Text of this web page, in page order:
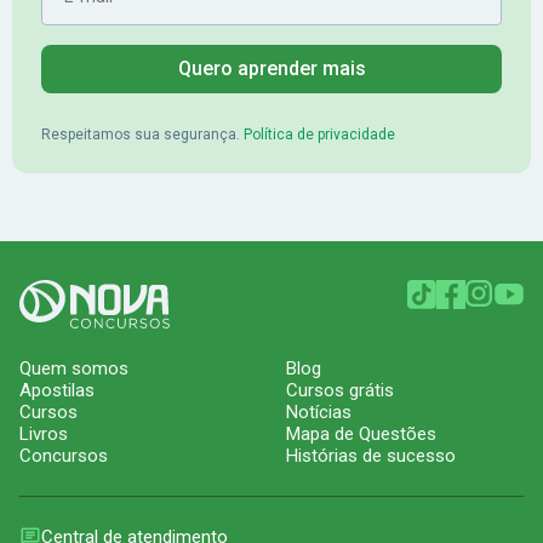
Quero aprender mais
Respeitamos sua segurança. Política de privacidade
Quem somos
Apostilas
Cursos
Livros
Concursos
Blog
Cursos grátis
Notícias
Mapa de Questões
Histórias de sucesso
Central de atendimento